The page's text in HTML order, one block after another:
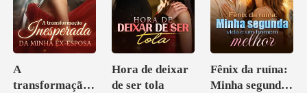
A
transformação
Hora de deixar
de ser tola
Fênix da ruína:
Minha segunda